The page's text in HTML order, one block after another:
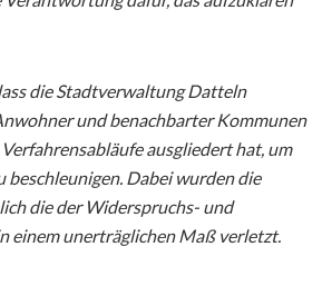
die Stadtverwaltung Datteln
und benachbarter Kommunen
ausgliedert hat, um
beschleunigen. Dabei wurden die
die der Widerspruchs- und
einem unerträglichen Maß verletzt.